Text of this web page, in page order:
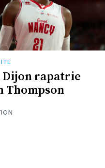
Dijon rapatrie
Thompson